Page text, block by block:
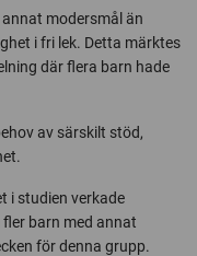
modersmål än
i fri lek. Detta märktes
där flera barn hade
av särskilt stöd,
i studien verkade
barn med annat
för denna grupp.